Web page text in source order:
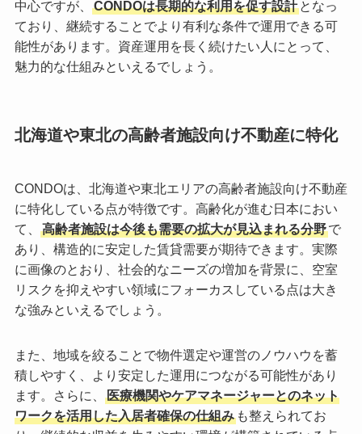
中心ですが、
CONDOは長期的な利用を促す設計となっ
ており、継続することでより有利な条件で運用できる可
能性があります。資産運用を長く続けたい人にとって、
魅力的な仕組みといえるでしょう。
北海道や東北の高齢者施設向け不動産に特化
CONDOは、北海道や東北エリアの高齢者施設向け不動産
に特化している点が特徴です。高齢化が進む日本におい
て、
高齢者施設は今後も需要の拡大が見込まれる分野で
あり、構造的に安定した賃貸需要が期待できます。実際
に画像のとおり、社会的なニーズの増加を背景に、空室
リスクを抑えやすい領域にフォーカスしている点は大き
な強みといえるでしょう。
また、地域を絞ることで物件選定や運営のノウハウを蓄
積しやすく、より安定した運用につながる可能性があり
ます。さらに、
医療機関やケアマネージャーとのネット
ワークを活用した入居者確保の仕組みも整えられてお